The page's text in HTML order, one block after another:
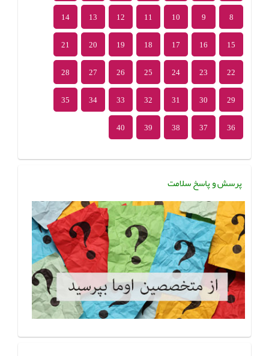
8
9
10
11
12
13
14
15
16
17
18
19
20
21
22
23
24
25
26
27
28
29
30
31
32
33
34
35
36
37
38
39
40
پرسش و پاسخ سلامت